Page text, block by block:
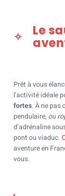
Le
Prêt à vous
l’activité idéale
fortes. À ne pas
pendulaire, ou
d’adrénaline
pont ou viaduc.
aventure en
vous.